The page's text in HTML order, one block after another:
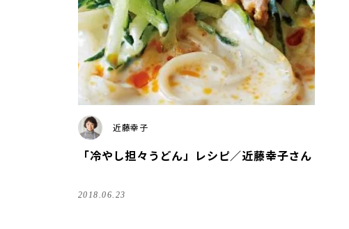
近藤幸子
「冷やし担々うどん」レシピ／近藤幸子さん
2018.06.23